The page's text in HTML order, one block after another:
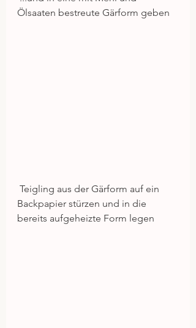
Ölsaaten bestreute Gärform geben
Backpapier stürzen und in die
bereits aufgeheizte Form legen